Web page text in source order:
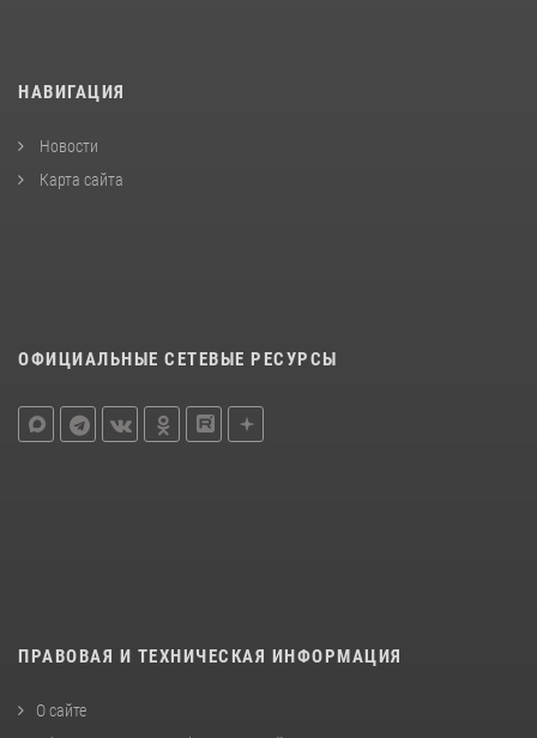
НАВИГАЦИЯ
Новости
Карта сайта
ОФИЦИАЛЬНЫЕ СЕТЕВЫЕ РЕСУРСЫ
ПРАВОВАЯ И ТЕХНИЧЕСКАЯ ИНФОРМАЦИЯ
О сайте